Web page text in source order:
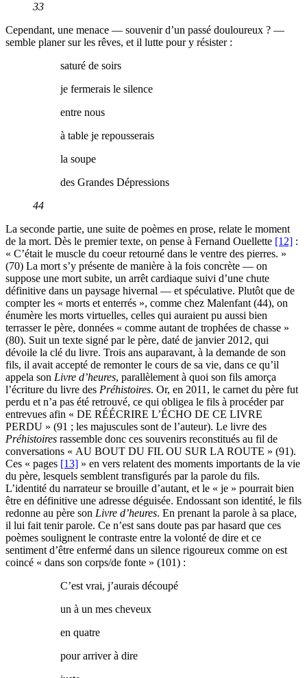
33
Cependant, une menace — souvenir d’un passé douloureux ? —
semble planer sur les rêves, et il lutte pour y résister :
saturé de soirs
je fermerais le silence
entre nous
à table je repousserais
la soupe
des Grandes Dépressions
44
La seconde partie, une suite de poèmes en prose, relate le moment
de la mort. Dès le premier texte, on pense à Fernand Ouellette [12] :
« C’était le muscle du coeur retourné dans le ventre des pierres. »
(70) La mort s’y présente de manière à la fois concrète — on
suppose une mort subite, un arrêt cardiaque suivi d’une chute
définitive dans un paysage hivernal — et spéculative. Plutôt que de
compter les « morts et enterrés », comme chez Malenfant (44), on
énumère les morts virtuelles, celles qui auraient pu aussi bien
terrasser le père, données « comme autant de trophées de chasse »
(80). Suit un texte signé par le père, daté de janvier 2012, qui
dévoile la clé du livre. Trois ans auparavant, à la demande de son
fils, il avait accepté de remonter le cours de sa vie, dans ce qu’il
appela son Livre d’heures, parallèlement à quoi son fils amorça
l’écriture du livre des Préhistoires. Or, en 2011, le carnet du père fut
perdu et n’a pas été retrouvé, ce qui obligea le fils à procéder par
entrevues afin « DE RÉÉCRIRE L’ÉCHO DE CE LIVRE
PERDU » (91 ; les majuscules sont de l’auteur). Le livre des
Préhistoires rassemble donc ces souvenirs reconstitués au fil de
conversations « AU BOUT DU FIL OU SUR LA ROUTE » (91).
Ces « pages [13] » en vers relatent des moments importants de la vie
du père, lesquels semblent transfigurés par la parole du fils.
L’identité du narrateur se brouille d’autant, et le « je » pourrait bien
être en définitive une adresse déguisée. Endossant son identité, le fils
redonne au père son Livre d’heures. En prenant la parole à sa place,
il lui fait tenir parole. Ce n’est sans doute pas par hasard que ces
poèmes soulignent le contraste entre la volonté de dire et ce
sentiment d’être enfermé dans un silence rigoureux comme on est
coincé « dans son corps/de fonte » (101) :
C’est vrai, j’aurais découpé
un à un mes cheveux
en quatre
pour arriver à dire